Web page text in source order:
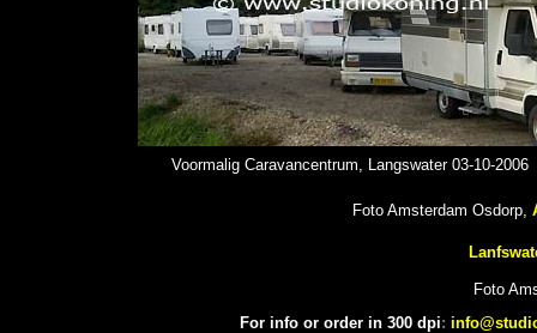
Voormalig Caravancentrum, Langswater 03-10-2006
Foto Amsterdam Osdorp,
Foto
For info or order in 300 dpi: